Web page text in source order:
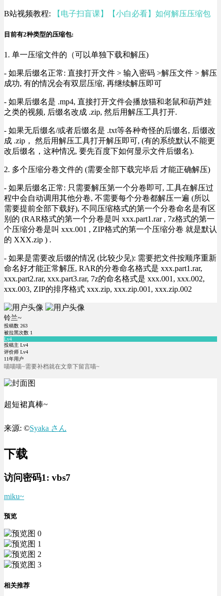
B站视频教程: 【电子扫盲课】【小白必看】如何解压压缩包
目前有2种类型的压缩包:
1. 单一压缩文件的（可以单独下载和解压)
- 如果后缀名正常: 直接打开文件 > 输入密码 >解压文件 > 解压
成功, 有的情况会有双层压缩, 再继续解压即可
- 如果后缀名是 .mp4, 直接打开文件会播放猫和老鼠和葫芦娃
之类的视频, 后缀名改成 .zip, 然后用解压工具打开.
- 如果无后缀名/或者后缀名是 .txt等各种奇怪的后缀名, 后缀改
成 .zip， 然后用解压工具打开解压即可, (有的系统默认不能更
改后缀名，这种情况, 要先百度下如何显示文件后缀名).
2. 多个压缩分卷文件的 (需要全部下载完毕后 才能正确解压)
- 如果后缀名正常: 只需要解压第一个分卷即可, 工具在解压过
程中会自动调用其他分卷, 不需要每个分卷都解压一遍 (所以
需要提前全部下载好), 不同压缩格式的第一个分卷命名是有区
别的 (RAR格式的第一个分卷是叫 xxx.part1.rar , 7z格式的第一
个压缩分卷是叫 xxx.001 , ZIP格式的第一个压缩分卷 就是默认
的 XXX.zip ) .
- 如果是需要改后缀的情况 (比较少见): 需要把文件按顺序重新
命名好才能正常解压, RAR的分卷命名格式是 xxx.part1.rar,
xxx.part2.rar, xxx.part3.rar, 7z的命名格式是 xxx.001, xxx.002,
xxx.003, ZIP的排序格式 xxx.zip, xxx.zip.001, xxx.zip.002
铃兰~
投稿数 263
被拉黑次数 1
Lv4
投稿主 Lv4
评价师 Lv4
11年用户
喵喵喵~需要补档就在文章下留言喵~
超短裙真棒~
来源: ©Syaka さん
下载
访问密码1: vbs7
miku~
预览
相关推荐